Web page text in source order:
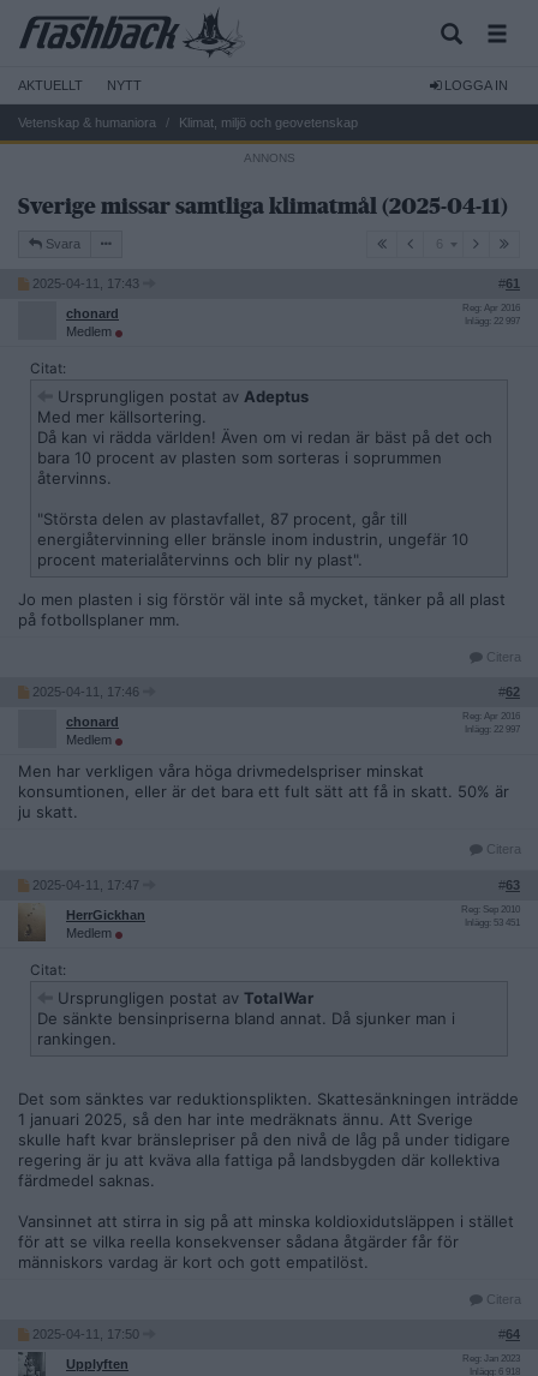
AKTUELLT NYTT LOGGA IN
Vetenskap & humaniora Klimat, miljö och geovetenskap
Sverige missar samtliga klimatmål (2025-04-11)
Svara
2025-04-11, 17:43 #61
chonard
Medlem
Reg: Apr 2016
Inlägg: 22 997
Citat:
Ursprungligen postat av Adeptus
Med mer källsortering.
Då kan vi rädda världen! Även om vi redan är bäst på det och
bara 10 procent av plasten som sorteras i soprummen
återvinns.
"Största delen av plastavfallet, 87 procent, går till
energiåtervinning eller bränsle inom industrin, ungefär 10
procent materialåtervinns och blir ny plast".
Jo men plasten i sig förstör väl inte så mycket, tänker på all plast
på fotbollsplaner mm.
Citera
2025-04-11, 17:46 #62
chonard
Medlem
Reg: Apr 2016
Inlägg: 22 997
Men har verkligen våra höga drivmedelspriser minskat
konsumtionen, eller är det bara ett fult sätt att få in skatt. 50% är
ju skatt.
Citera
2025-04-11, 17:47 #63
HerrGickhan
Medlem
Reg: Sep 2010
Inlägg: 53 451
Citat:
Ursprungligen postat av TotalWar
De sänkte bensinpriserna bland annat. Då sjunker man i
rankingen.
Det som sänktes var reduktionsplikten. Skattesänkningen inträdde
1 januari 2025, så den har inte medräknats ännu. Att Sverige
skulle haft kvar bränslepriser på den nivå de låg på under tidigare
regering är ju att kväva alla fattiga på landsbygden där kollektiva
färdmedel saknas.
Vansinnet att stirra in sig på att minska koldioxidutsläppen i stället
för att se vilka reella konsekvenser sådana åtgärder får för
människors vardag är kort och gott empatilöst.
Citera
2025-04-11, 17:50 #64
Upplyften
Reg: Jan 2023
Inlägg: 6 918